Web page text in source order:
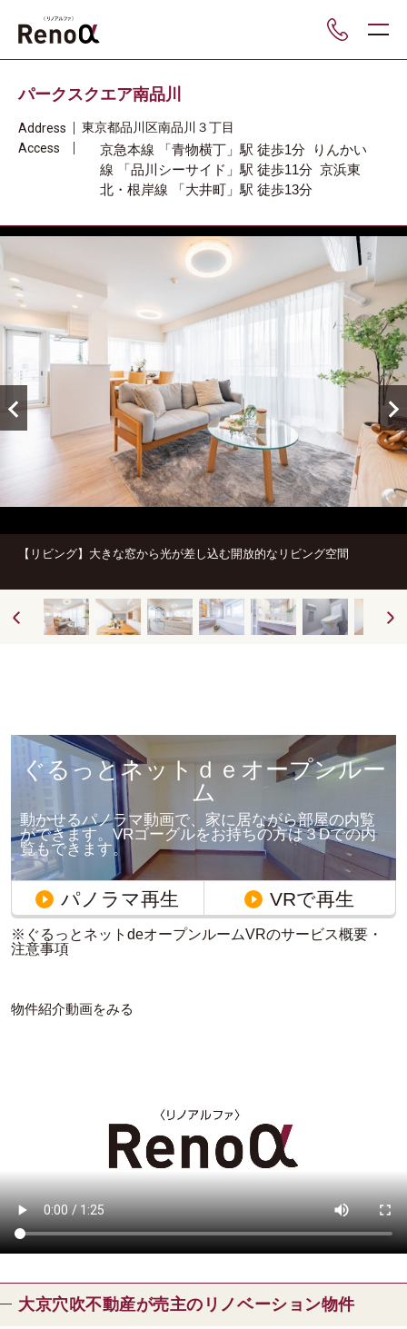
パークスクエア南品川
Address 東京都品川区南品川３丁目
Access
京急本線 「青物横丁」駅 徒歩1分
りんかい
線
「品川シーサイド」駅 徒歩11分 京浜東
北・根岸線
「大井町」駅 徒歩13分
【リビング】大きな窓から光が差し込む開放的なリビング空間
ぐるっとネットｄｅオープンルー
ム
動かせるパノラマ動画で、家に居ながら部屋の内覧
ができます。VRゴーグルをお持ちの方は３Dでの内
覧もできます。
パノラマ再生 VRで再生
※ぐるっとネットdeオープンルームVRのサービス概要・
注意事項
物件紹介動画をみる
大京穴吹不動産が売主のリノベーション物件